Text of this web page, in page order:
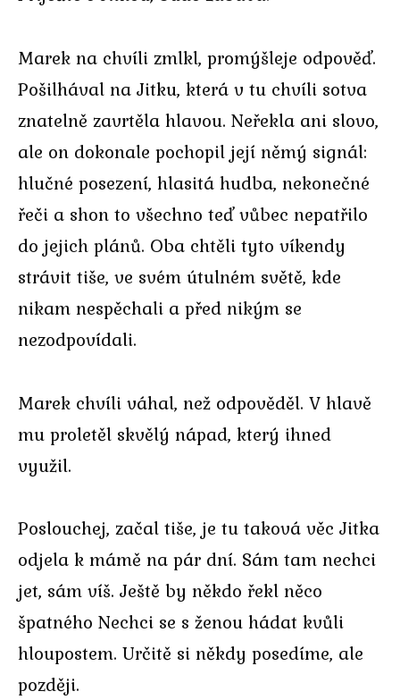
Marek na chvíli zmlkl, promýšleje odpověď.
Pošilhával na Jitku, která v tu chvíli sotva
znatelně zavrtěla hlavou. Neřekla ani slovo,
ale on dokonale pochopil její němý signál:
hlučné posezení, hlasitá hudba, nekonečné
řeči a shon to všechno teď vůbec nepatřilo
do jejich plánů. Oba chtěli tyto víkendy
strávit tiše, ve svém útulném světě, kde
nikam nespěchali a před nikým se
nezodpovídali.
Marek chvíli váhal, než odpověděl. V hlavě
mu proletěl skvělý nápad, který ihned
využil.
Poslouchej, začal tiše, je tu taková věc Jitka
odjela k mámě na pár dní. Sám tam nechci
jet, sám víš. Ještě by někdo řekl něco
špatného Nechci se s ženou hádat kvůli
hloupostem. Určitě si někdy posedíme, ale
později.